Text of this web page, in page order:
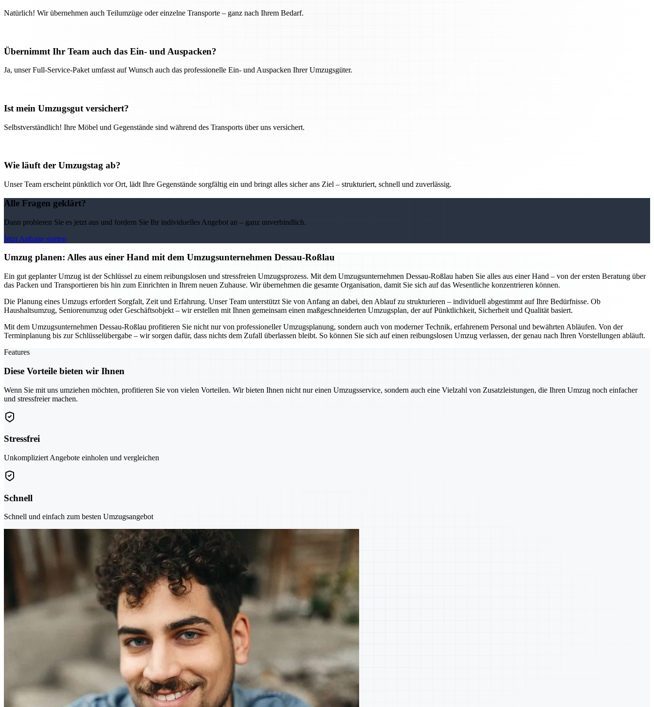
Natürlich! Wir übernehmen auch Teilumzüge oder einzelne Transporte – ganz nach Ihrem Bedarf.
Übernimmt Ihr Team auch das Ein- und Auspacken?
Ja, unser Full-Service-Paket umfasst auf Wunsch auch das professionelle Ein- und Auspacken Ihrer Umzugsgüter.
Ist mein Umzugsgut versichert?
Selbstverständlich! Ihre Möbel und Gegenstände sind während des Transports über uns versichert.
Wie läuft der Umzugstag ab?
Unser Team erscheint pünktlich vor Ort, lädt Ihre Gegenstände sorgfältig ein und bringt alles sicher ans Ziel – strukturiert, schnell und zuverlässig.
Alle Fragen geklärt?
Dann probieren Sie es jetzt aus und fordern Sie Ihr individuelles Angebot an – ganz unverbindlich.
Jetzt Anfrage starten
Umzug planen: Alles aus einer Hand mit dem Umzugsunternehmen Dessau-Roßlau
Ein gut geplanter Umzug ist der Schlüssel zu einem reibungslosen und stressfreien Umzugsprozess. Mit dem Umzugsunternehmen Dessau-Roßlau haben Sie alles aus einer Hand – von der ersten Beratung über
das Packen und Transportieren bis hin zum Einrichten in Ihrem neuen Zuhause. Wir übernehmen die gesamte Organisation, damit Sie sich auf das Wesentliche konzentrieren können.
Die Planung eines Umzugs erfordert Sorgfalt, Zeit und Erfahrung. Unser Team unterstützt Sie von Anfang an dabei, den Ablauf zu strukturieren – individuell abgestimmt auf Ihre Bedürfnisse. Ob
Haushaltsumzug, Seniorenumzug oder Geschäftsobjekt – wir erstellen mit Ihnen gemeinsam einen maßgeschneiderten Umzugsplan, der auf Pünktlichkeit, Sicherheit und Qualität basiert.
Mit dem Umzugsunternehmen Dessau-Roßlau profitieren Sie nicht nur von professioneller Umzugsplanung, sondern auch von moderner Technik, erfahrenem Personal und bewährten Abläufen. Von der
Terminplanung bis zur Schlüsselübergabe – wir sorgen dafür, dass nichts dem Zufall überlassen bleibt. So können Sie sich auf einen reibungslosen Umzug verlassen, der genau nach Ihren Vorstellungen abläuft.
Features
Diese Vorteile bieten wir Ihnen
Wenn Sie mit uns umziehen möchten, profitieren Sie von vielen Vorteilen. Wir bieten Ihnen nicht nur einen Umzugsservice, sondern auch eine Vielzahl von Zusatzleistungen, die Ihren Umzug noch einfacher
und stressfreier machen.
Stressfrei
Unkompliziert Angebote einholen und vergleichen
Schnell
Schnell und einfach zum besten Umzugsangebot